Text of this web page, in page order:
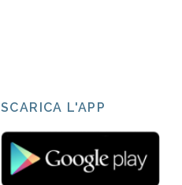
SCARICA L'APP